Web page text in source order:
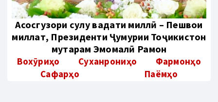
Aсосгузори сулҳу ваҳдати миллӣ – Пешвои
миллат, Президенти Ҷумҳурии Тоҷикистон
муҳтарам Эмомалӣ Раҳмон
Вохӯриҳо Суханрониҳо
Фармонҳо
Сафарҳо
Паёмҳо